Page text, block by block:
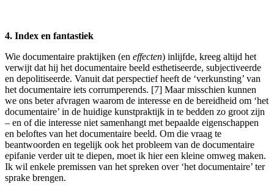
4. Index en fantastiek
Wie documentaire praktijken (en effecten) inlijfde, kreeg altijd het
verwijt dat hij het documentaire beeld esthetiseerde, subjectiveerde
en depolitiseerde. Vanuit dat perspectief heeft de ‘verkunsting’ van
het documentaire iets corrumperends. [7] Maar misschien kunnen
we ons beter afvragen waarom de interesse en de bereidheid om ‘het
documentaire’ in de huidige kunstpraktijk in te bedden zo groot zijn
– en of die interesse niet samenhangt met bepaalde eigenschappen
en beloftes van het documentaire beeld. Om die vraag te
beantwoorden en tegelijk ook het probleem van de documentaire
epifanie verder uit te diepen, moet ik hier een kleine omweg maken.
Ik wil enkele premissen van het spreken over ‘het documentaire’ ter
sprake brengen.